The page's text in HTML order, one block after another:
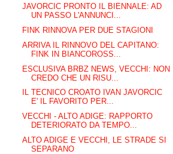
JAVORCIC PRONTO IL BIENNALE: AD
UN PASSO L'ANNUNCI...
FINK RINNOVA PER DUE STAGIONI
ARRIVA IL RINNOVO DEL CAPITANO:
FINK IN BIANCOROSS...
ESCLUSIVA BRBZ NEWS, VECCHI: NON
CREDO CHE UN RISU...
IL TECNICO CROATO IVAN JAVORCIC
E' IL FAVORITO PER...
VECCHI - ALTO ADIGE: RAPPORTO
DETERIORATO DA TEMPO...
ALTO ADIGE E VECCHI, LE STRADE SI
SEPARANO